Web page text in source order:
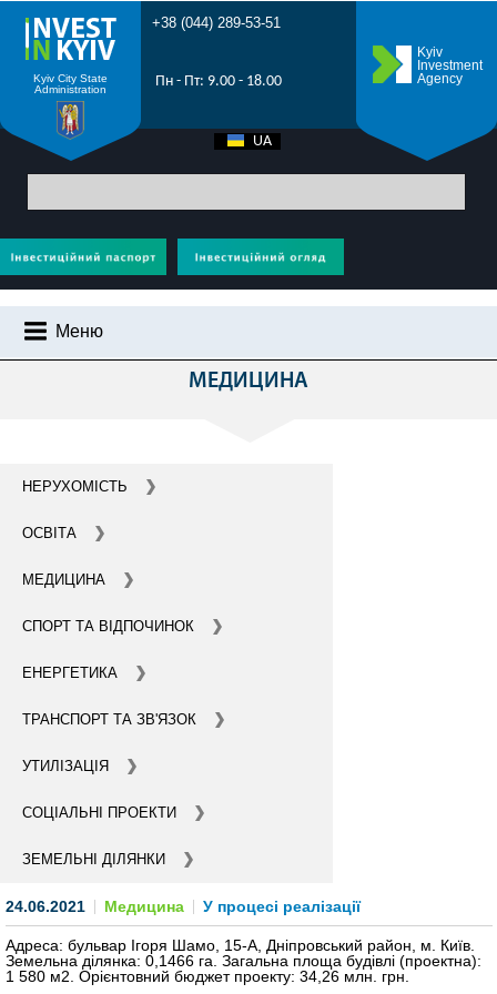
Kyiv City State
Administration
+38 (044) 289-53-51
Пн - Пт: 9.00 - 18.00
Kyiv
Investment
Agency
UA
Меню
ЧОМУ КИЇВ?
ГІД ДЛЯ ІНВЕСТОРІВ
ІНВЕСТИЦІЙНІ ПРОПОЗИЦІЇ
ОСНОВНІ ПАРТНЕРИ КИЄВА
ПІДТРИМКА ВИХОДУ НА МІЖНАРОДНІ РИНКИ
Головна> Усі проекти
> Медицина - інвестиції Київ - будівництво
МЕДИЦИНА
НЕРУХОМІСТЬ
ОСВІТА
МЕДИЦИНА
СПОРТ ТА ВІДПОЧИНОК
ЕНЕРГЕТИКА
ТРАНСПОРТ ТА ЗВ'ЯЗОК
УТИЛІЗАЦІЯ
СОЦІАЛЬНІ ПРОЕКТИ
ЗЕМЕЛЬНІ ДІЛЯНКИ
24.06.2021 Медицина У процесі реалізації
Адреса: бульвар Ігоря Шамо, 15-А, Дніпровський район, м. Київ.
Земельна ділянка: 0,1466 га. Загальна площа будівлі (проектна):
1 580 м2. Орієнтовний бюджет проекту: 34,26 млн. грн.